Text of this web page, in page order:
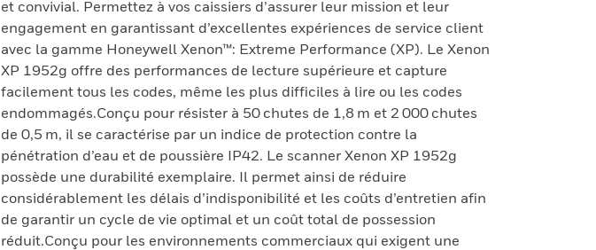
et convivial. Permettez à vos caissiers d’assurer leur mission et leur
engagement en garantissant d’excellentes expériences de service client
avec la gamme Honeywell Xenon™: Extreme Performance (XP). Le Xenon
XP 1952g offre des performances de lecture supérieure et capture
facilement tous les codes, même les plus difficiles à lire ou les codes
endommagés.Conçu pour résister à 50 chutes de 1,8 m et 2 000 chutes
de 0,5 m, il se caractérise par un indice de protection contre la
pénétration d’eau et de poussière IP42. Le scanner Xenon XP 1952g
possède une durabilité exemplaire. Il permet ainsi de réduire
considérablement les délais d’indisponibilité et les coûts d’entretien afin
de garantir un cycle de vie optimal et un coût total de possession
réduit.Conçu pour les environnements commerciaux qui exigent une